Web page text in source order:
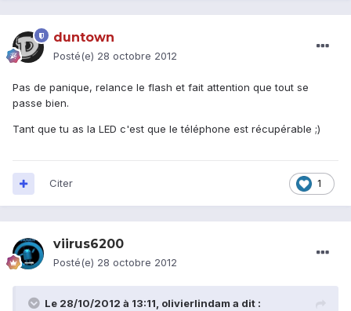
duntown
Posté(e) 28 octobre 2012
Pas de panique, relance le flash et fait attention que tout se
passe bien.
Tant que tu as la LED c'est que le téléphone est récupérable ;)
1
Citer
viirus6200
Posté(e) 28 octobre 2012
Le 28/10/2012 à 13:11, olivierlindam a dit :